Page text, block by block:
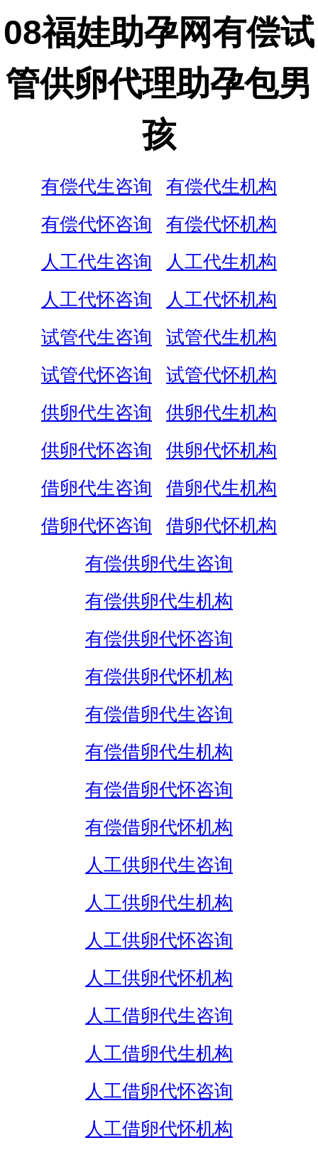
08福娃助孕网有偿试
管供卵代理助孕包男
孩
有偿代生咨询
有偿代生机构
有偿代怀咨询
有偿代怀机构
人工代生咨询
人工代生机构
人工代怀咨询
人工代怀机构
试管代生咨询
试管代生机构
试管代怀咨询
试管代怀机构
供卵代生咨询
供卵代生机构
供卵代怀咨询
供卵代怀机构
借卵代生咨询
借卵代生机构
借卵代怀咨询
借卵代怀机构
有偿供卵代生咨询
有偿供卵代生机构
有偿供卵代怀咨询
有偿供卵代怀机构
有偿借卵代生咨询
有偿借卵代生机构
有偿借卵代怀咨询
有偿借卵代怀机构
人工供卵代生咨询
人工供卵代生机构
人工供卵代怀咨询
人工供卵代怀机构
人工借卵代生咨询
人工借卵代生机构
人工借卵代怀咨询
人工借卵代怀机构